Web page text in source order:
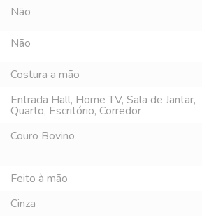
Não
Não
Costura a mão
Entrada Hall, Home TV, Sala de Jantar,
Quarto, Escritório, Corredor
Couro Bovino
Feito à mão
Cinza